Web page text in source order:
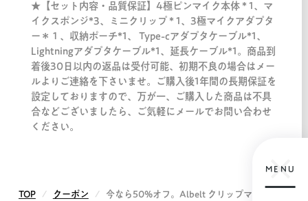
★【セット内容・品質保証】4極ピンマイク本体 * 1、マ
イクスポンジ*3、ミニクリップ * 1、3極マイクアダプタ
ー＊１、収納ポーチ*1、 Type-cアダプタケーブル*1、
Lightningアダプタケーブル*1、延長ケーブル*1。商品到
着後30日以内の返品は受付可能、初期不良の場合はメー
ルよりご連絡を下さいませ。ご購入後1年間の長期保証を
設定しておりますので、万が一、ご購入した商品は不具
合などございましたら、ご気軽にメールでお問い合わせ
ください。
TOP クーポン 今なら50%オフ。Albelt クリップマイク コンデ
MENU